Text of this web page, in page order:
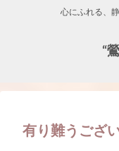
心にふれる、
“
有り難うござ